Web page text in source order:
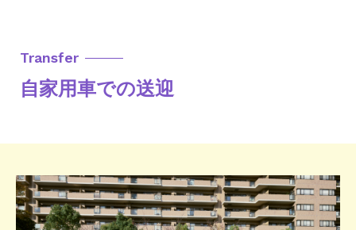
Transfer
自家用車での送迎